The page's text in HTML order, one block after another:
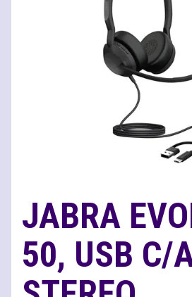
JABRA
50, USB C/